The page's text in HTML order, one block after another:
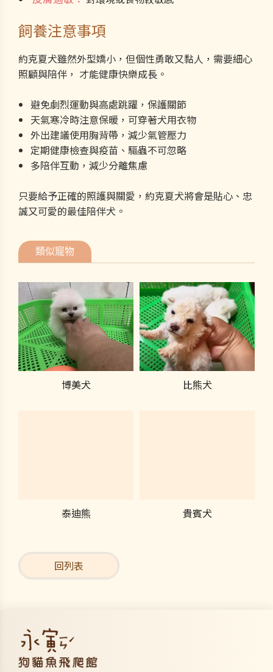
飼養注意事項
約克夏犬雖然外型嬌小，但個性勇敢又黏人，需要細心
照顧與陪伴， 才能健康快樂成長。
避免劇烈運動與高處跳躍，保護關節
天氣寒冷時注意保暖，可穿著犬用衣物
外出建議使用胸背帶，減少氣管壓力
定期健康檢查與疫苗、驅蟲不可忽略
多陪伴互動，減少分離焦慮
只要給予正確的照護與關愛，約克夏犬將會是貼心、忠
誠又可愛的最佳陪伴犬。
類似寵物
博美犬 比熊犬
泰迪熊 貴賓犬
回列表